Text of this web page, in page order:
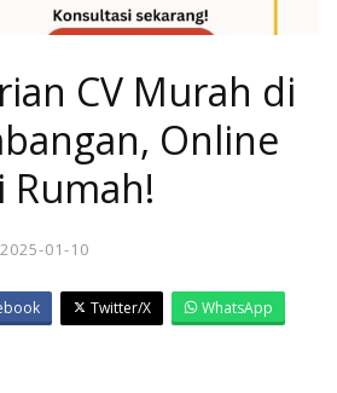
CV Murah di
Online
Rumah!
2025-01-10
Twitter/X
WhatsApp